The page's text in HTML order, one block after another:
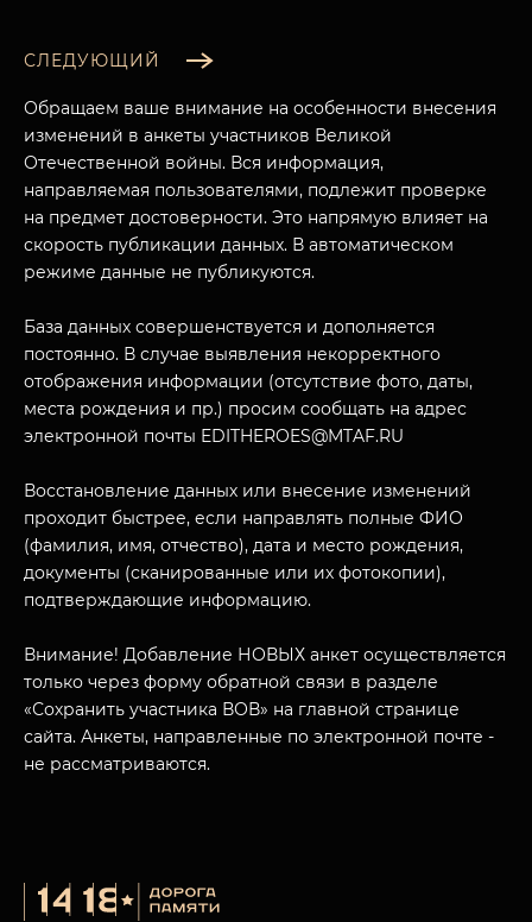
МУЗЕЙНЫЙ КОМПЛЕКС
ПОСЕТИТЕЛЯМ
О НАС
СЛЕДУЮЩИЙ
Обращаем ваше внимание на особенности внесения
изменений в анкеты участников Великой
Отечественной войны. Вся информация,
направляемая пользователями, подлежит проверке
на предмет достоверности. Это напрямую влияет на
скорость публикации данных. В автоматическом
режиме данные не публикуются.
База данных совершенствуется и дополняется
постоянно. В случае выявления некорректного
отображения информации (отсутствие фото, даты,
места рождения и пр.) просим сообщать на адрес
электронной почты EDITHEROES@MTAF.RU
Восстановление данных или внесение изменений
проходит быстрее, если направлять полные ФИО
(фамилия, имя, отчество), дата и место рождения,
документы (сканированные или их фотокопии),
подтверждающие информацию.
Внимание! Добавление НОВЫХ анкет осуществляется
только через форму обратной связи в разделе
«Сохранить участника ВОВ» на главной странице
сайта. Анкеты, направленные по электронной почте -
не рассматриваются.